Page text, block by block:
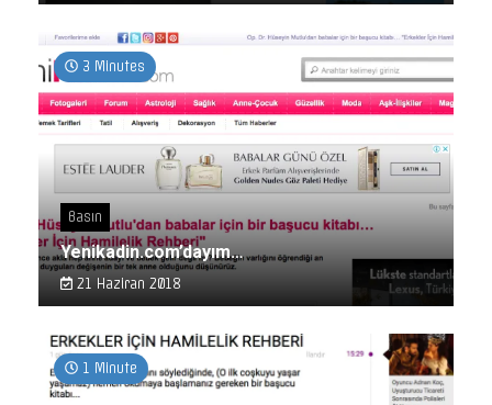
3 Minutes
Basın
Yenikadin.com’dayım…
21 Haziran 2018
1 Minute